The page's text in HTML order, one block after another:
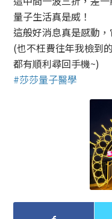
量子生活真是威！
這般好消息真是感動
(也不枉費往年我檢到
都有順利尋回手機~)
#莎莎量子醫學